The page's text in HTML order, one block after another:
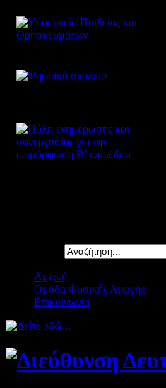
Αρχική
Ομάδα Φυσικής Αγωγής
Επικοινωνία